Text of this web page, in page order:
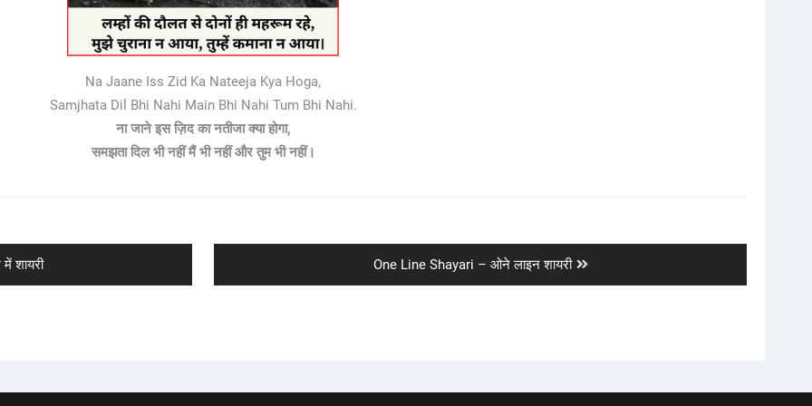
Na Jaane Iss Zid Ka Nateeja Kya Hoga,
Samjhata Dil Bhi Nahi Main Bhi Nahi Tum Bhi Nahi.
ना जाने इस ज़िद का नतीजा क्या होगा,
समझता दिल भी नहीं मैं भी नहीं और तुम भी नहीं।
शायरी
Next
post:
One Line Shayari – ओने लाइन शायरी